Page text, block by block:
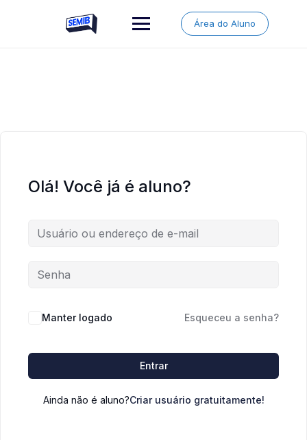
Área do Aluno
Olá! Você já é aluno?
Manter logado Esqueceu a senha?
Entrar
Ainda não é aluno?Criar usuário gratuitamente!